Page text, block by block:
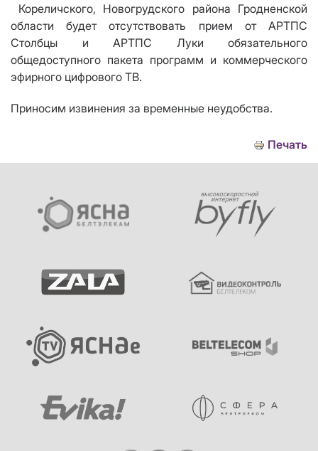
Кореличского, Новогрудского района Гродненской
области будет отсутствовать прием от АРТПС
Столбцы и АРТПС Луки обязательного
общедоступного пакета программ и коммерческого
эфирного цифрового ТВ.
Приносим извинения за временные неудобства.
Печать